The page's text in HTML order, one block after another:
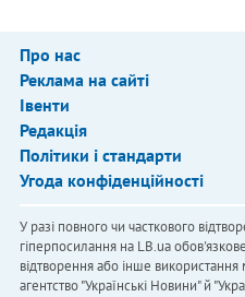
Про нас
Реклама на сайті
Івенти
Редакція
Політики і стандарти
Угода конфіденційності
У разі повного чи часткового
гіперпосилання на LB.ua
відтворення або інше використання
агентство "Українськi Новини" й